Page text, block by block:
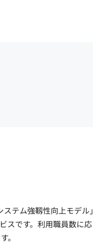
テム強靱性向上モデル」
スです。利用職員数に応
。